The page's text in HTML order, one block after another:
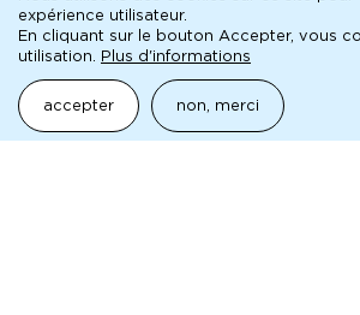
presse de la MC93 :
AGENCE SÉMAPHORE
RÉMI FORT ET LUCIE MARTIN
contact@agence-semaphore.fr
pédagogique
expérience utilisateur.
En cliquant sur le bouton Accepter, vous
utilisation.
Plus d'informations
accepter non, merci